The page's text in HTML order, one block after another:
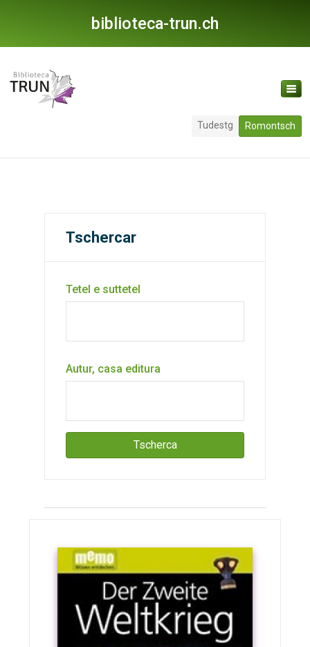
biblioteca-trun.ch
Tudestg Romontsch
Tschercar
Tetel e suttetel
Autur, casa editura
Tscherca